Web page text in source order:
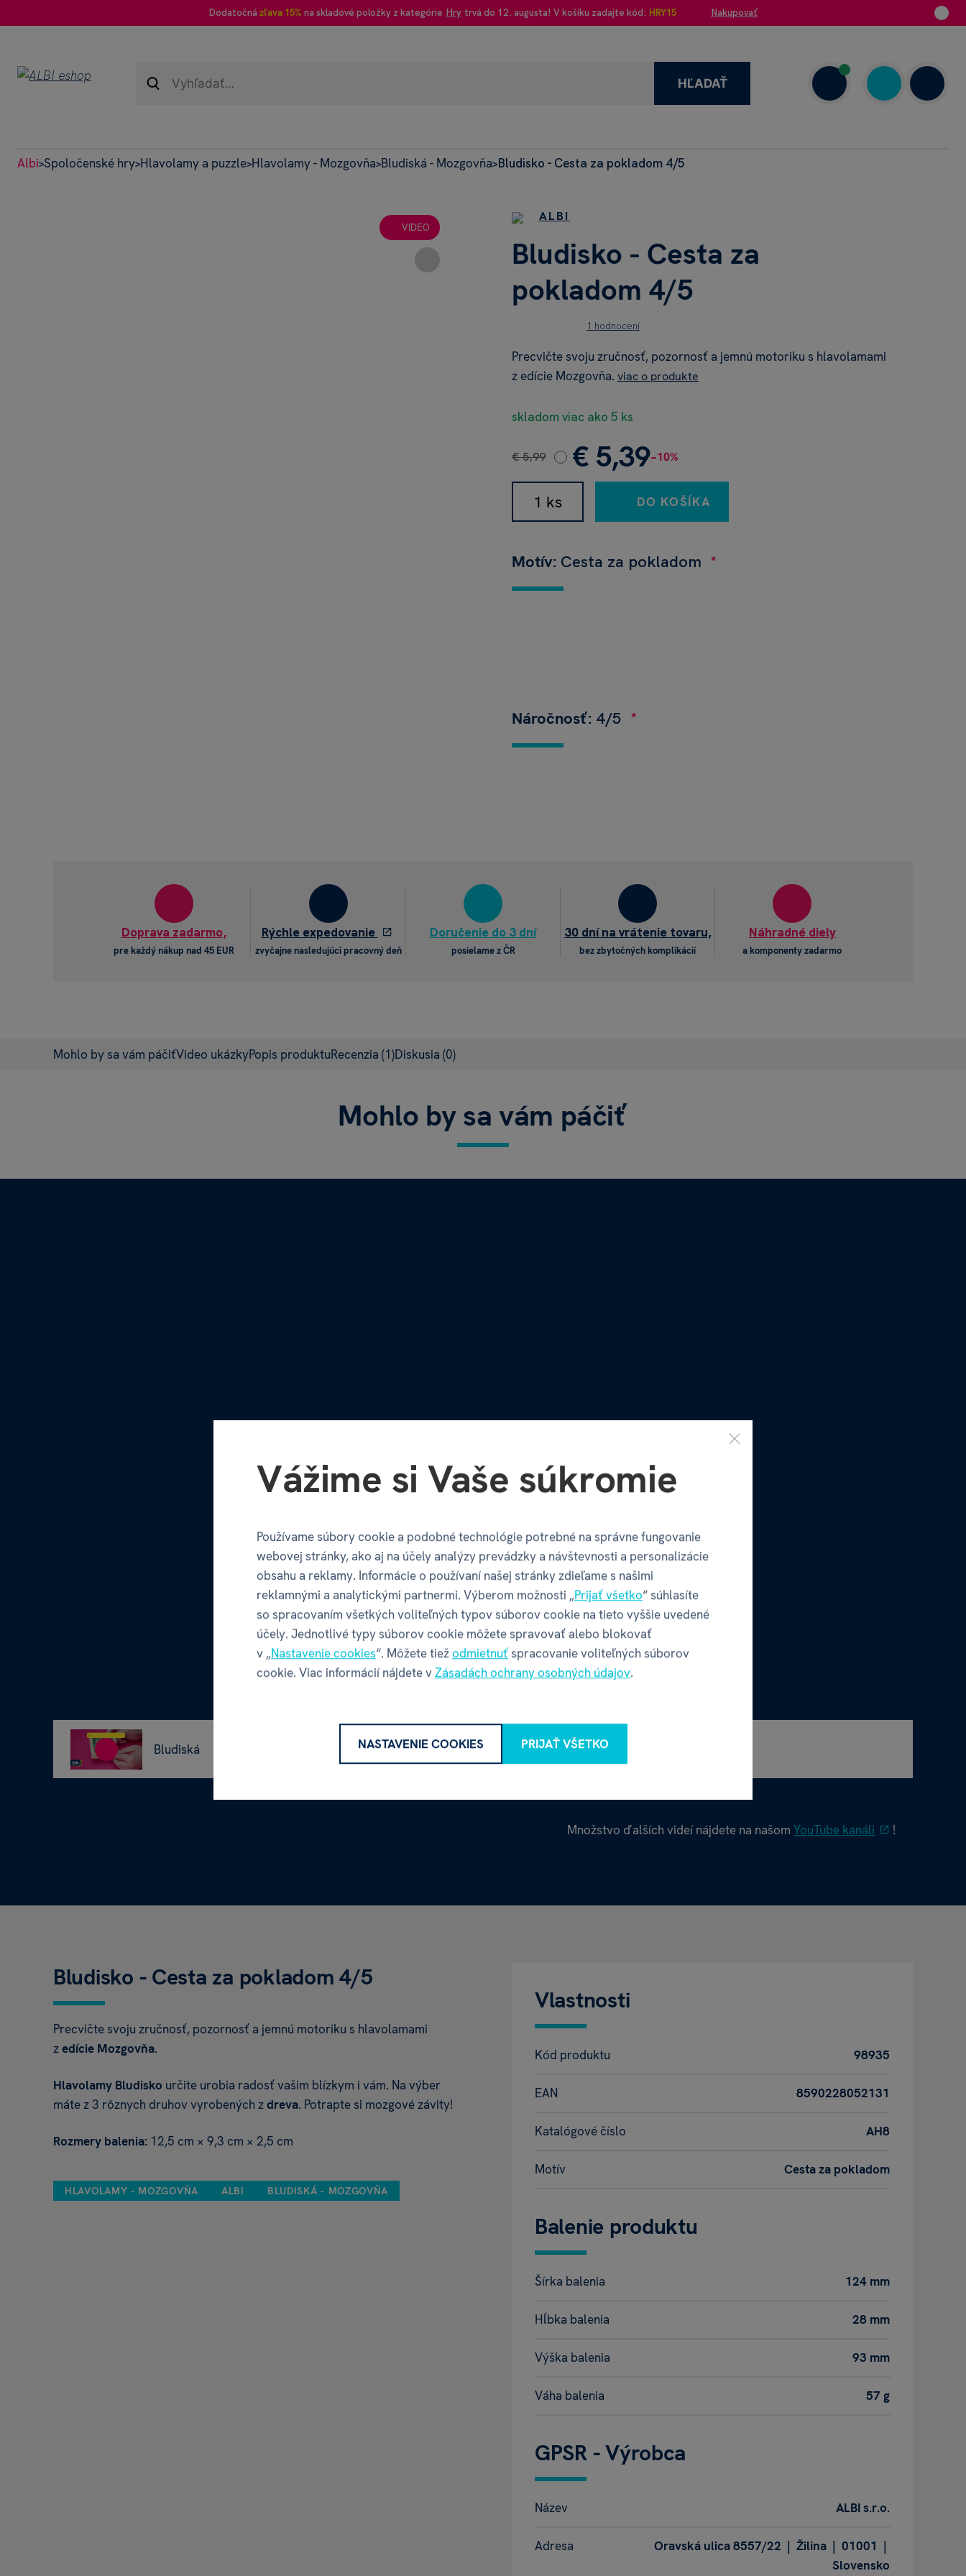
Dodatočná zľava 15% na skladové položky z kategórie Hry trvá do 12. augusta! V košíku zadajte kód: HRY15 Nakupovať
95% recenzie
HĽADAŤ
Albi>Spoločenské hry>Hlavolamy a puzzle>Hlavolamy - Mozgovňa>Bludiská - Mozgovňa>Bludisko - Cesta za pokladom 4/5
VIDEO
ALBI
Bludisko - Cesta za
pokladom 4/5
1 hodnocení
Precvičte svoju zručnosť, pozornosť a jemnú motoriku s hlavolamami
z edície Mozgovňa. viac o produkte
skladom viac ako 5 ks
€ 5,99 € 5,39−10%
DO KOŠÍKA
Motív: Cesta za pokladom
Náročnosť: 4/5
Doprava zadarmo,
pre každý nákup nad 45 EUR
Rýchle expedovanie
zvyčajne nasledujúci pracovný deň
Doručenie do 3 dní
posielame z ČR
30 dní na vrátenie tovaru,
bez zbytočných komplikácií
Náhradné diely
a komponenty zadarmo
Mohlo by sa vám páčiťVideo ukázkyPopis produktuRecenzia (1)Diskusia (0)
Mohlo by sa vám páčiť
Bludiská
Množstvo ďalších videí nájdete na našomYouTube kanáli !
Bludisko - Cesta za pokladom 4/5
Precvičte svoju zručnosť, pozornosť a jemnú motoriku s hlavolamami
zedície Mozgovňa.
Hlavolamy Bludisko určite urobia radosť vašim blízkym i vám. Na výber
máte z 3 rôznych druhov vyrobených zdreva. Potrapte si mozgové závity!
Rozmery balenia: 12,5 cm × 9,3 cm × 2,5 cm
HLAVOLAMY - MOZGOVŇA ALBI BLUDISKÁ - MOZGOVŇA
Vlastnosti
Kód produktu 98935
EAN 8590228052131
Katalógové číslo AH8
Motív Cesta za pokladom
Balenie produktu
Šírka balenia 124 mm
Hĺbka balenia 28 mm
Výška balenia 93 mm
Váha balenia 57 g
GPSR - Výrobca
Název ALBI s.r.o.
Adresa
Oravská ulica 8557/22 | Žilina | 01001 |
Slovensko
Vážime si Vaše súkromie
Používame súbory cookie a podobné technológie potrebné na správne fungovanie
webovej stránky, ako aj na účely analýzy prevádzky a návštevnosti a personalizácie
obsahu a reklamy. Informácie o používaní našej stránky zdieľame s našimi
reklamnými a analytickými partnermi. Výberom možnosti „Prijať všetko“ súhlasíte
so spracovaním všetkých voliteľných typov súborov cookie na tieto vyššie uvedené
účely. Jednotlivé typy súborov cookie môžete spravovať alebo blokovať
v „Nastavenie cookies“. Môžete tiežodmietnuťspracovanie voliteľných súborov
cookie. Viac informácií nájdete vZásadách ochrany osobných údajov.
NASTAVENIE COOKIES PRIJAŤ VŠETKO